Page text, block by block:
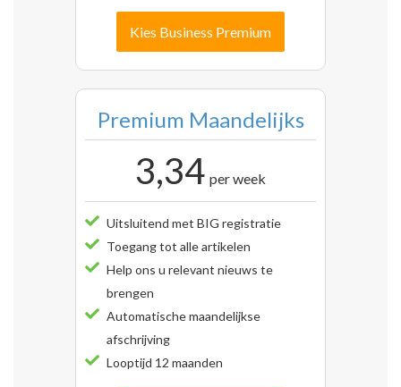
Kies Business Premium
Premium Maandelijks
3,34 per week
Uitsluitend met BIG registratie
Toegang tot alle artikelen
Help ons u relevant nieuws te
brengen
Automatische maandelijkse
afschrijving
Looptijd 12 maanden